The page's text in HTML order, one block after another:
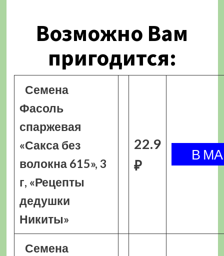
Возможно Вам
пригодится:
Семена
Фасоль
спаржевая
«Сакса без
волокна 615», 3
г, «Рецепты
дедушки
Никиты»
22.9
₽
Семена